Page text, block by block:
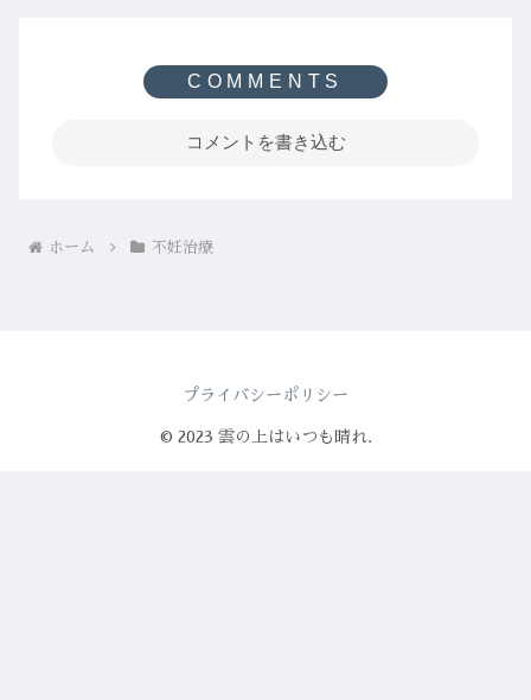
コメントを書き込む
ホーム 不妊治療
プライバシーポリシー
© 2023 雲の上はいつも晴れ.